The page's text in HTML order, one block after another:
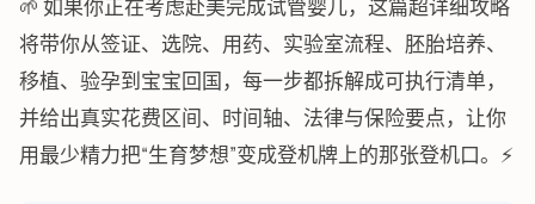
🌱 如果你正在考虑赴美完成试管婴儿，这篇超详细攻略
将带你从签证、选院、用药、实验室流程、胚胎培养、
移植、验孕到宝宝回国，每一步都拆解成可执行清单，
并给出真实花费区间、时间轴、法律与保险要点，让你
用最少精力把“生育梦想”变成登机牌上的那张登机口。⚡️